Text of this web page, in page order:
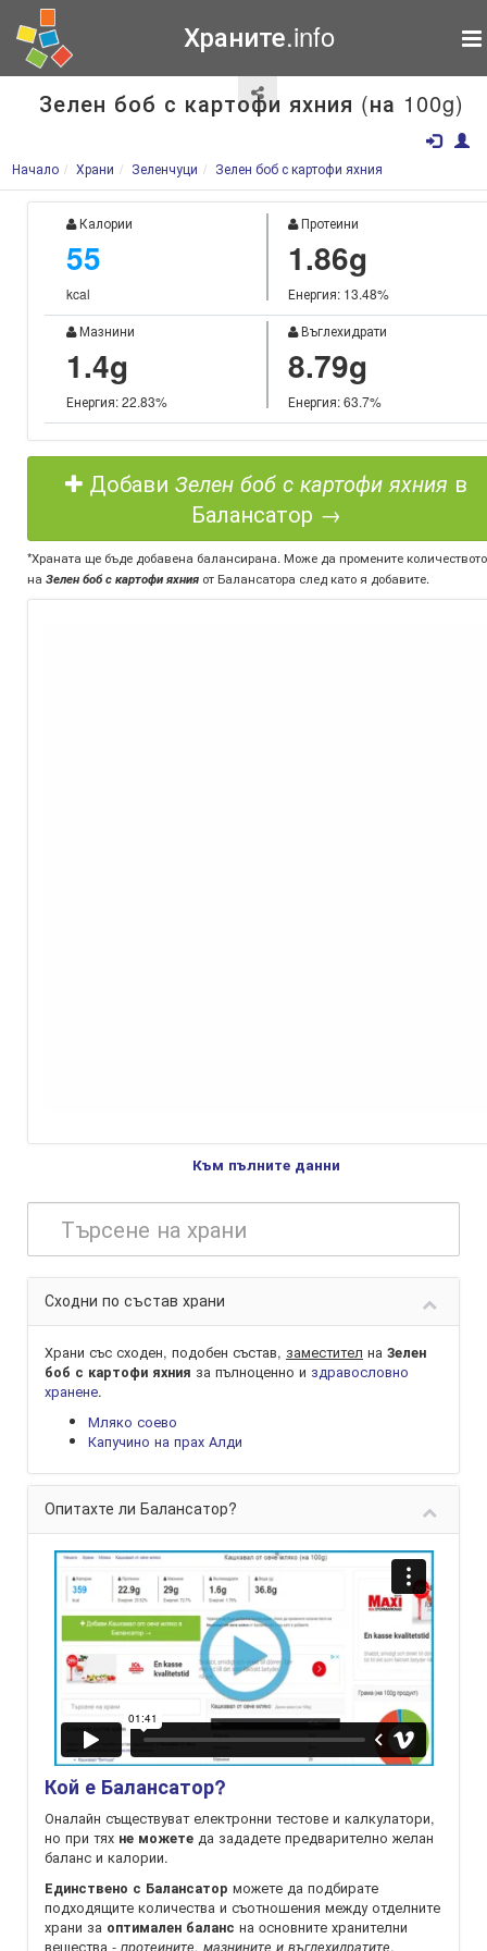
Храните.info
Зелен боб с картофи яхния (на 100g)
Начало Храни Зеленчуци Зелен боб с картофи яхния
Калории
55
kcal
Протеини
1.86g
Енергия: 13.48%
Мазнини
1.4g
Енергия: 22.83%
Въглехидрати
8.79g
Енергия: 63.7%
Добави Зелен боб с картофи яхния в
Балансатор →
*Храната ще бъде добавена балансирана. Може да промените количеството
на Зелен боб с картофи яхния от Балансатора след като я добавите.
Към пълните данни
Сходни по състав храни
Храни със сходен, подобен състав, заместител на Зелен
боб с картофи яхния за пълноценно и здравословно
хранене.
Мляко соево
Капучино на прах Алди
Опитахте ли Балансатор?
Кой е Балансатор?
Оналайн съществуват електронни тестове и калкулатори,
но при тях не можете да зададете предварително желан
баланс и калории.
Единствено с Балансатор можете да подбирате
подходящите количества и съотношения между отделните
храни за оптимален баланс на oсновните хранителни
вещества - протеините, мазнините и въглехидратите.